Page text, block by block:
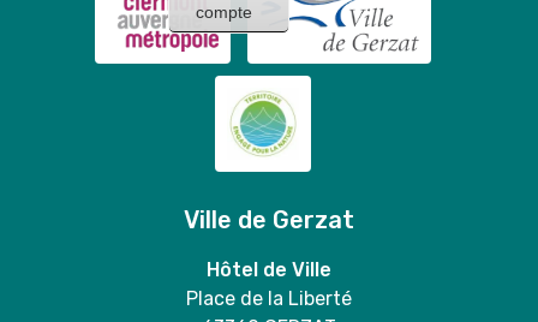
compte
Ville de Gerzat
Hôtel de Ville
Place de la Liberté